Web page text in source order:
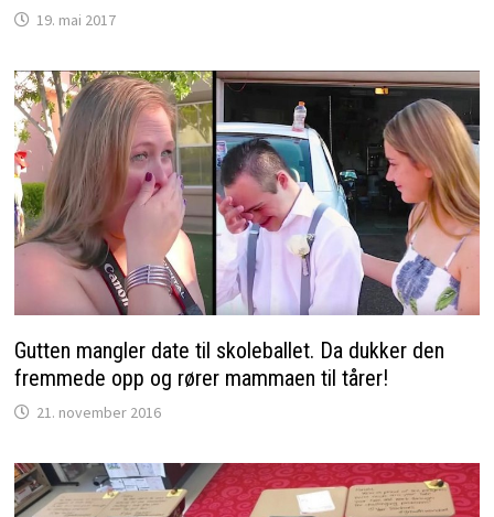
19. mai 2017
Gutten mangler date til skoleballet. Da dukker den
fremmede opp og rører mammaen til tårer!
21. november 2016